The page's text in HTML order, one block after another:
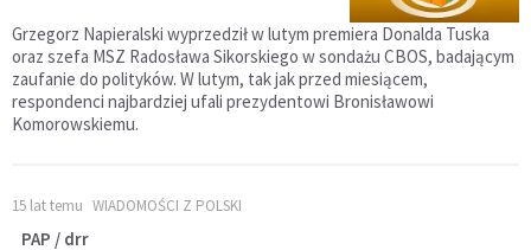
Grzegorz Napieralski wyprzedził w lutym premiera Donalda Tuska
oraz szefa MSZ Radosława Sikorskiego w sondażu CBOS, badającym
zaufanie do polityków. W lutym, tak jak przed miesiącem,
respondenci najbardziej ufali prezydentowi Bronisławowi
Komorowskiemu.
15 lat temu WIADOMOŚCI Z POLSKI
PAP / drr